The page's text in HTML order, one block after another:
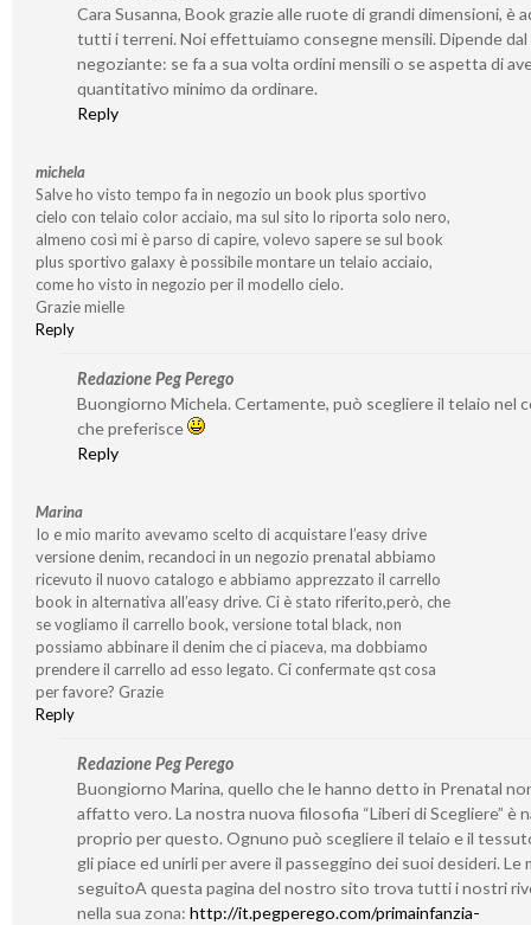
Cara Susanna, Book grazie alle ruote di grandi dimensioni, è
tutti i terreni. Noi effettuiamo consegne mensili. Dipende dal
negoziante: se fa a sua volta ordini mensili o se aspetta di
quantitativo minimo da ordinare.
Reply
michela
Salve ho visto tempo fa in negozio un book plus sportivo
cielo con telaio color acciaio, ma sul sito lo riporta solo nero,
almeno così mi è parso di capire, volevo sapere se sul book
plus sportivo galaxy è possibile montare un telaio acciaio,
come ho visto in negozio per il modello cielo.
Grazie mielle
Reply
Redazione Peg Perego
Buongiorno Michela. Certamente, può scegliere il telaio nel
che preferisce
Reply
Marina
Io e mio marito avevamo scelto di acquistare l’easy drive
versione denim, recandoci in un negozio prenatal abbiamo
ricevuto il nuovo catalogo e abbiamo apprezzato il carrello
book in alternativa all’easy drive. Ci è stato riferito,però, che
se vogliamo il carrello book, versione total black, non
possiamo abbinare il denim che ci piaceva, ma dobbiamo
prendere il carrello ad esso legato. Ci confermate qst cosa
per favore? Grazie
Reply
Redazione Peg Perego
Buongiorno Marina, quello che le hanno detto in Prenatal
affatto vero. La nostra nuova filosofia “Liberi di Scegliere” è
proprio per questo. Ognuno può scegliere il telaio e il
gli piace ed unirli per avere il passeggino dei suoi desideri. Le
seguitoA questa pagina del nostro sito trova tutti i nostri
nella sua zona: http://it.pegperego.com/primainfanzia-